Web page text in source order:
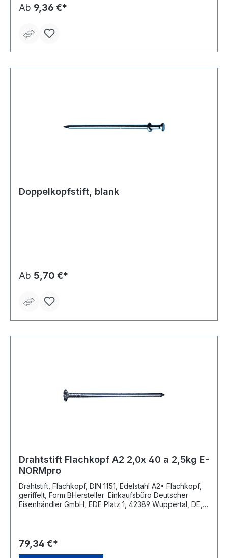
Ab 9,36 €*
Doppelkopfstift, blank
Ab 5,70 €*
Drahtstift Flachkopf A2 2,0x 40 a 2,5kg E-
NORMpro
Drahtstift, Flachkopf, DIN 1151, Edelstahl A2• Flachkopf,
geriffelt, Form BHersteller: Einkaufsbüro Deutscher
Eisenhändler GmbH, EDE Platz 1, 42389 Wuppertal, DE,
79,34 €*